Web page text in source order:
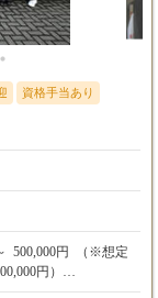
資格手当あり
500,000円 （※想定
円）